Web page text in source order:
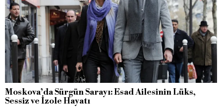
Moskova’da Sürgün Sarayı: Esad Ailesinin Lüks,
Sessiz ve İzole Hayatı